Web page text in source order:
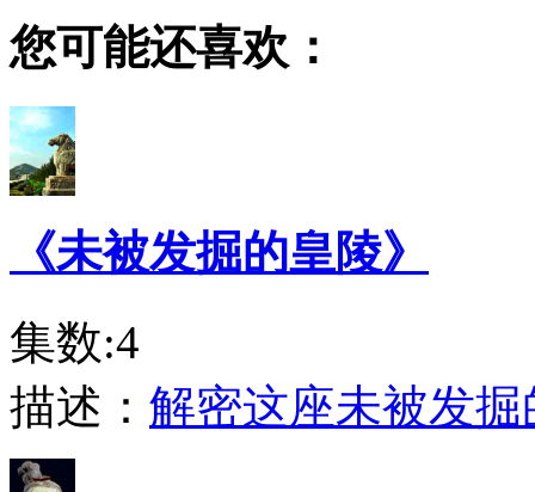
您可能还喜欢：
《未被发掘的皇陵》
集数:4
描述： 解密这座未被发掘